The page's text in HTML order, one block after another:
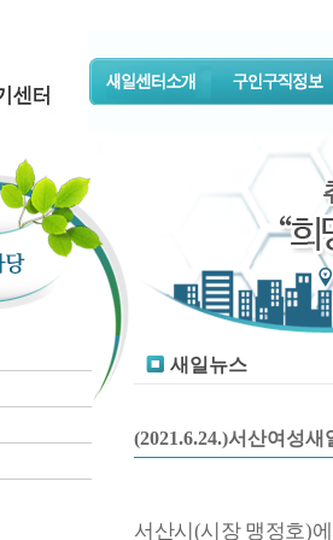
새일뉴스
(2021.6.24.)서산여성
서산시(시장 맹정호)